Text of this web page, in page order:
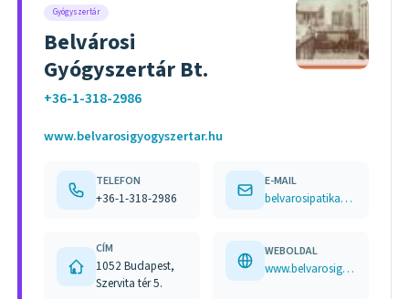
Gyógyszertár
Belvárosi
Gyógyszertár Bt.
+36-1-318-2986
www.belvarosigyogyszertar.hu
TELEFON
+36-1-318-2986
E-MAIL
belvarosipatika05@gmail.com
CÍM
1052 Budapest,
Szervita tér 5.
WEBOLDAL
www.belvarosigyogyszertar.hu